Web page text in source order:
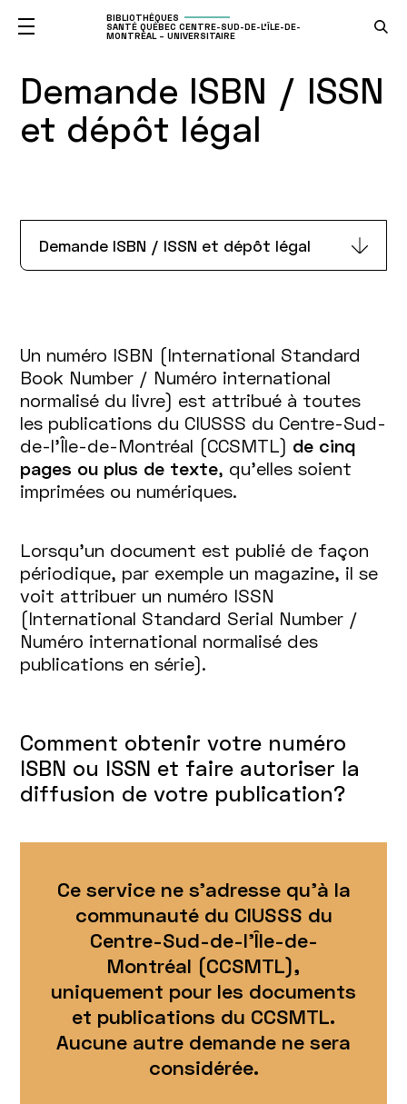
BIBLIOTHÈQUES
SANTÉ QUÉBEC CENTRE-SUD-DE-L'ÎLE-DE-
MONTRÉAL – UNIVERSITAIRE
Demande ISBN / ISSN
et dépôt légal
Demande ISBN / ISSN et dépôt légal
Un numéro ISBN (International Standard
Book Number / Numéro international
normalisé du livre) est attribué à toutes
les publications du CIUSSS du Centre-Sud-
de-l’Île-de-Montréal (CCSMTL) de cinq
pages ou plus de texte, qu’elles soient
imprimées ou numériques.
Lorsqu’un document est publié de façon
périodique, par exemple un magazine, il se
voit attribuer un numéro ISSN
(International Standard Serial Number /
Numéro international normalisé des
publications en série).
Comment obtenir votre numéro
ISBN ou ISSN et faire autoriser la
diffusion de votre publication?
Ce service ne s’adresse qu’à la
communauté du CIUSSS du
Centre-Sud-de-l’Île-de-
Montréal (CCSMTL),
uniquement pour les documents
et publications du CCSMTL.
Aucune autre demande ne sera
considérée.